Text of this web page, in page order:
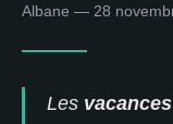
Albane — 28
Les